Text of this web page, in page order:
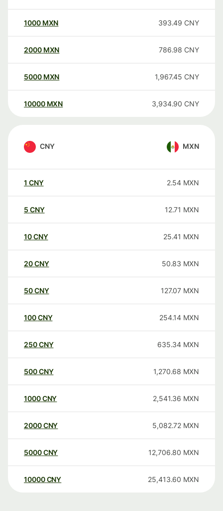
1000 MXN 393.49 CNY
2000 MXN 786.98 CNY
5000 MXN 1,967.45 CNY
10000 MXN 3,934.90 CNY
CNY MXN
1 CNY 2.54 MXN
5 CNY 12.71 MXN
10CNY 25.41 MXN
20CNY 50.83 MXN
50CNY 127.07 MXN
100CNY 254.14 MXN
250CNY 635.34 MXN
500CNY 1,270.68 MXN
1000CNY 2,541.36 MXN
2000CNY 5,082.72 MXN
5000CNY 12,706.80 MXN
10000 CNY 25,413.60 MXN